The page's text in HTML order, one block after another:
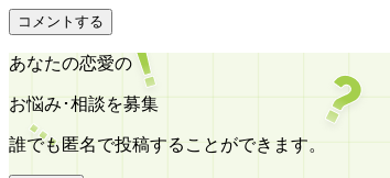
コメントする
あなたの恋愛の
お悩み･相談を募集
誰でも匿名で投稿することができます。